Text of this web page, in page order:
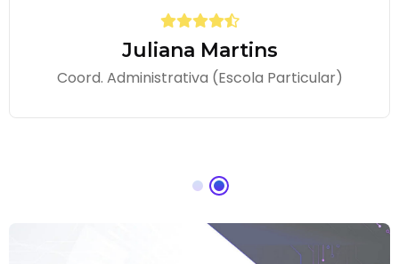
Juliana Martins
Coord. Administrativa (Escola Particular)